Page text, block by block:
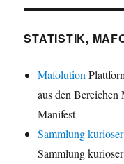
STATISTIK,
Mafolution
aus den
Manifest
Sammlung
Sammlung